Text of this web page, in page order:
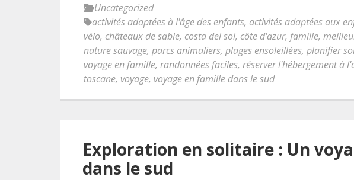
Uncategorized
activités adaptées à l'âge des enfants, activités adaptées aux
vélo, châteaux de sable, costa del sol, côte d'azur, famille,
nature sauvage, parcs animaliers, plages ensoleillées, planifier
voyage en famille, randonnées faciles, réserver l'hébergement à
toscane, voyage, voyage en famille dans le sud
Exploration en solitaire : Un
dans le sud